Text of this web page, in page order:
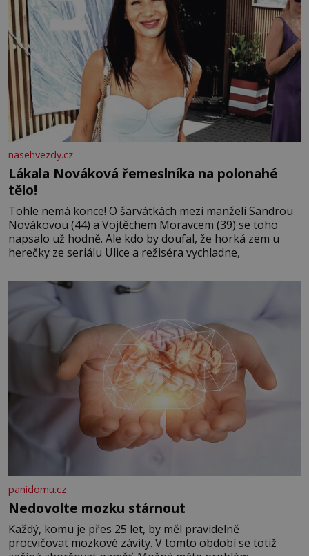
nasehvezdy.cz
Lákala Nováková řemeslníka na polonahé
tělo!
Tohle nemá konce! O šarvátkách mezi manželi Sandrou
Novákovou (44) a Vojtěchem Moravcem (39) se toho
napsalo už hodně. Ale kdo by doufal, že horká zem u
herečky ze seriálu Ulice a režiséra vychladne,
panidomu.cz
Nedovolte mozku stárnout
Každý, komu je přes 25 let, by měl pravidelně
procvičovat mozkové závity. V tomto období se totiž